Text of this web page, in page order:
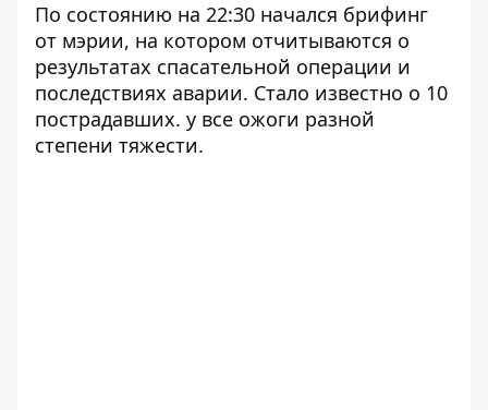
По состоянию на 22:30 начался брифинг
от мэрии, на котором отчитываются о
результатах спасательной операции и
последствиях аварии. Стало известно о 10
пострадавших. у все ожоги разной
степени тяжести.